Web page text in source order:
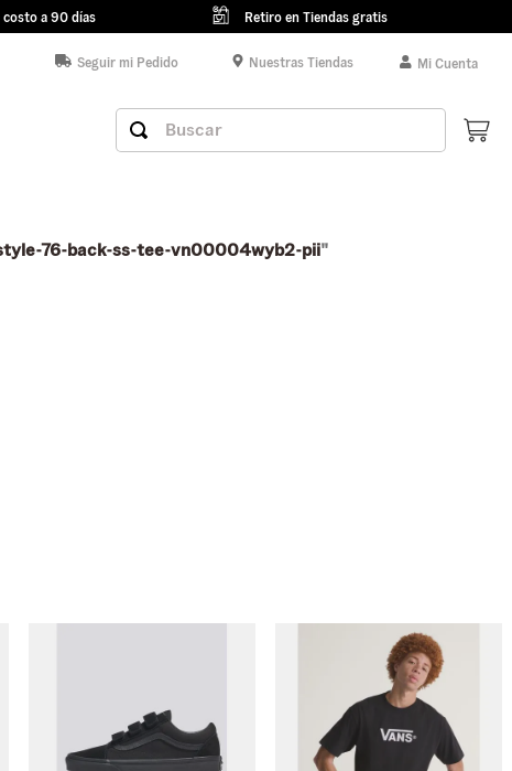
costo a 90 días Retiro en Tiendas gratis
Seguir mi Pedido Nuestras Tiendas Mi Cuenta
Buscar
76-back-ss-tee-vn00004wyb2-pii"